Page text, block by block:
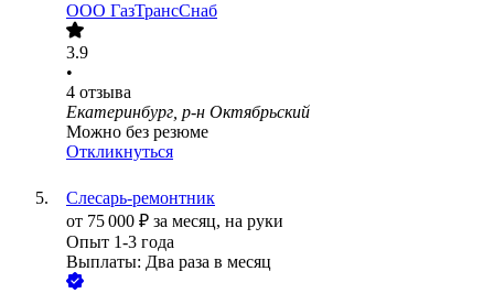
ООО ГазТрансСнаб
3.9
•
4 отзыва
Екатеринбург, р-н Октябрьский
Можно без резюме
Откликнуться
Слесарь-ремонтник
от 75 000 ₽ за месяц, на руки
Опыт 1-3 года
Выплаты: Два раза в месяц